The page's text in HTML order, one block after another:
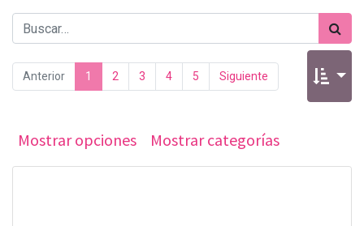
Anterior 1 2 3 4 5 Siguiente
Mostrar opciones Mostrar categorías